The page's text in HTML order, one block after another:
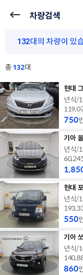
차량검색
총 132대
현대
년식/
750
기아
년식/
현대
년식/
550
기아
년식/
860